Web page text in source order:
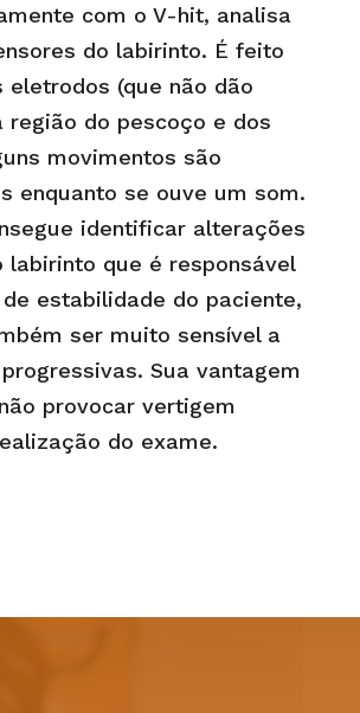
com o V-hit, analisa
do labirinto. É feito
eletrodos (que não dão
região do pescoço e dos
movimentos são
enquanto se ouve um som.
identificar alterações
labirinto que é responsável
estabilidade do paciente,
ser muito sensível a
Sua vantagem
provocar vertigem
do exame.